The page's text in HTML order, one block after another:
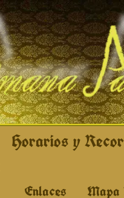
Horarios y
Enlaces Mapa